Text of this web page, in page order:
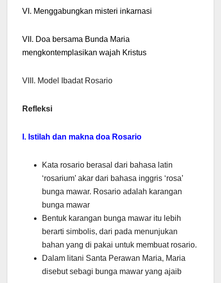
VI. Menggabungkan misteri inkarnasi
VII. Doa bersama Bunda Maria
mengkontemplasikan wajah Kristus
VIII. Model Ibadat Rosario
Refleksi
I. Istilah dan makna doa Rosario
Kata rosario berasal dari bahasa latin
‘rosarium’ akar dari bahasa inggris ‘rosa’
bunga mawar. Rosario adalah karangan
bunga mawar
Bentuk karangan bunga mawar itu lebih
berarti simbolis, dari pada menunjukan
bahan yang di pakai untuk membuat rosario.
Dalam litani Santa Perawan Maria, Maria
disebut sebagi bunga mawar yang ajaib